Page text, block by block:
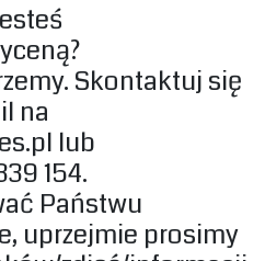
Skontaktuj się
na
lub
154.
Państwu
uprzejmie prosimy